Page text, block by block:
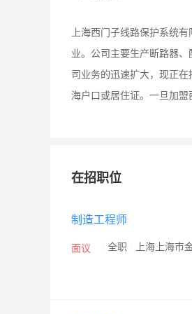
上海西门子线路保护系统
业。公司主要生产断路器
司业务的迅速扩大，现正
海户口或居住证。一旦加盟
在招职位
制造工程师
面议 全职 上海上海市